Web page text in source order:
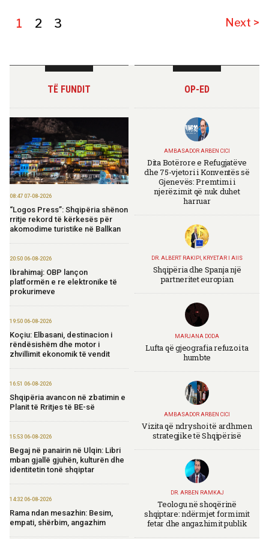
1 2 3 Next >
TË FUNDIT
08:47 07-08-2026
“Logos Press”: Shqipëria shënon
rritje rekord të kërkesës për
akomodime turistike në Ballkan
20:50 06-08-2026
Ibrahimaj: OBP lançon
platformën e re elektronike të
prokurimeve
19:50 06-08-2026
Koçiu: Elbasani, destinacion i
rëndësishëm dhe motor i
zhvillimit ekonomik të vendit
16:51 06-08-2026
Shqipëria avancon në zbatimin e
Planit të Rritjes të BE-së
15:53 06-08-2026
Begaj në panairin në Ulqin: Libri
mban gjallë gjuhën, kulturën dhe
identitetin tonë shqiptar
14:32 06-08-2026
Rama ndan mesazhin: Besim,
empati, shërbim, angazhim
OP-ED
AMBASADOR ARBEN CICI
Dita Botërore e Refugjatëve
dhe 75-vjetori i Konventës së
Gjenevës: Premtimi i
njerëzimit që nuk duhet
harruar
DR. ALBERT RAKIPI, KRYETAR I AIIS
Shqipëria dhe Spanja një
partneritet europian
MARJANA DODA
Lufta që gjeografia refuzoi ta
humbte
AMBASADOR ARBEN CICI
Vizita që ndryshoi të ardhmen
strategjike të Shqipërisë
DR. ARBEN RAMKAJ
Teologu në shoqërinë
shqiptare: ndërmjet formimit
fetar dhe angazhimit publik